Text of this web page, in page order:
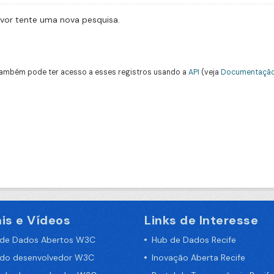
tente uma nova pesquisa.
pode ter acesso a esses registros usando a API (veja
e Vídeos
Dados Abertos W3C
desenvolvedor W3C
Links de Interesse
Hub de Dados Recife
Inovação Aberta Recife